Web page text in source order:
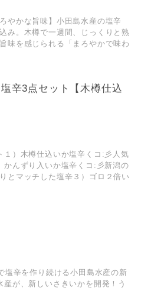
やかな旨味】小田島水産の塩辛
み。木樽で一週間、じっくりと熟
味を感じられる「まろやかで味わ
辛3点セット【木樽仕込
１）木樽仕込いか塩辛くコ:彡人気
んずり入いか塩辛くコ:彡新潟の
とマッチした塩辛３）ゴロ２倍い
塩辛を作り続ける小田島水産の新
が、新しいさきいかを開発！う